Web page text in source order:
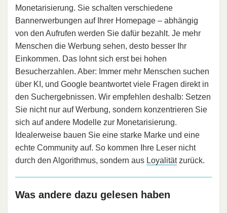
Monetarisierung. Sie schalten verschiedene
Bannerwerbungen auf Ihrer Homepage – abhängig
von den Aufrufen werden Sie dafür bezahlt. Je mehr
Menschen die Werbung sehen, desto besser Ihr
Einkommen. Das lohnt sich erst bei hohen
Besucherzahlen. Aber: Immer mehr Menschen suchen
über KI, und Google beantwortet viele Fragen direkt in
den Suchergebnissen. Wir empfehlen deshalb: Setzen
Sie nicht nur auf Werbung, sondern konzentrieren Sie
sich auf andere Modelle zur Monetarisierung.
Idealerweise bauen Sie eine starke Marke und eine
echte Community auf. So kommen Ihre Leser nicht
durch den Algorithmus, sondern aus Loyalitätzurück.
Was andere dazu gelesen haben